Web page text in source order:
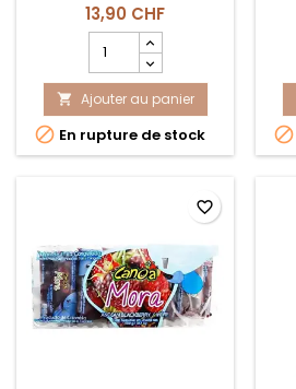
13,90 CHF
quantité
du
produit
Salami
Nueva
Era
 Ajouter au panier
 En rupture de stock 
favorite_border